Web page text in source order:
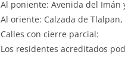
Al poniente: Avenida del Imán
Al oriente: Calzada de
Calles con cierre parcial:
Los residentes acreditados